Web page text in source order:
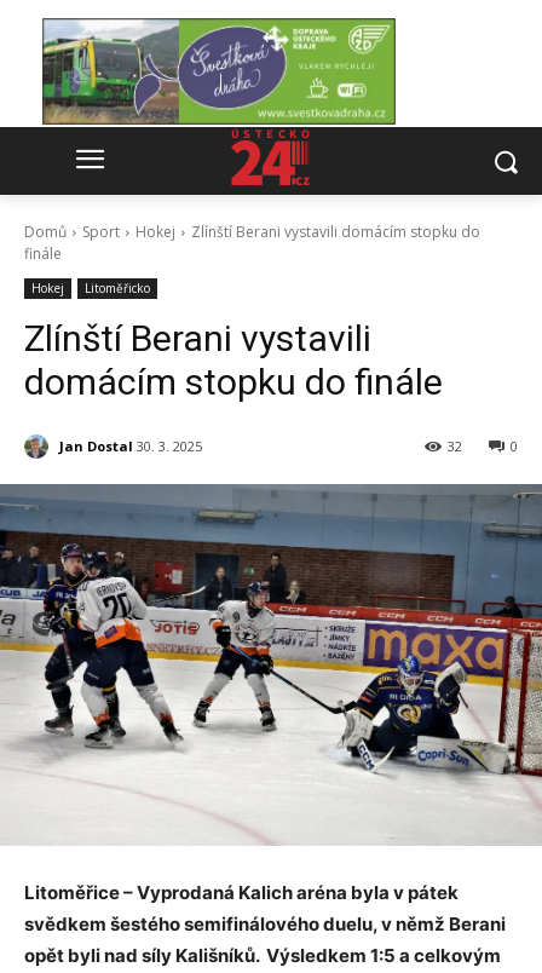
Domů Sport Hokej
Zlínští Berani vystavili domácím stopku do
finále
Hokej Litoměřicko
Zlínští Berani vystavili
domácím stopku do finále
Jan Dostal 30. 3. 2025 0
32
Litoměřice – Vyprodaná Kalich aréna byla v pátek
svědkem šestého semifinálového duelu, v němž Berani
opět byli nad síly Kališníků. Výsledkem 1:5 a celkovým